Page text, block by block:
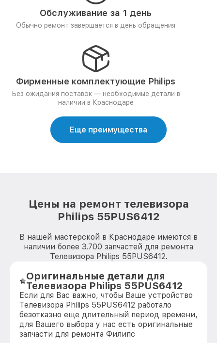
Обслуживание за 1 день
Обычно ремонт завершается в день обращения
Фирменные комплектующие Philips
Без ожидания поставок — необходимые детали в
наличии в Краснодаре
Еще преимущества
Цены на ремонт телевизора
Philips 55PUS6412
В нашей мастерской в Краснодаре имеются в
наличии более 3.700 запчастей для ремонта
Телевизора Philips 55PUS6412.
Оригинальные детали для
Телевизора Philips 55PUS6412
Если для Вас важно, чтобы Ваше устройство
Телевизора Philips 55PUS6412 работало
безотказно еще длительный период времени,
для Вашего выбора у нас есть оригинальные
запчасти для ремонта Филипс